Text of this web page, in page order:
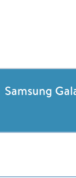
Samsung